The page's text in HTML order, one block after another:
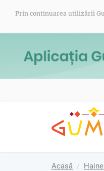
Prin continuarea utilizării
Acasă